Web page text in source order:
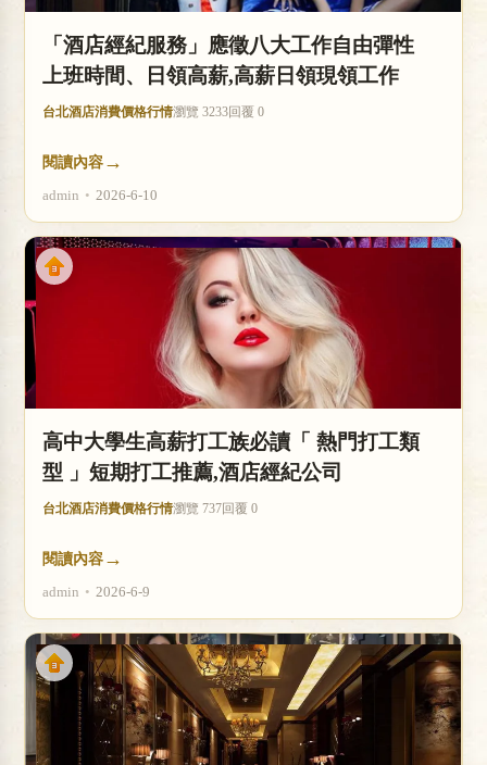
「酒店經紀服務」應徵八大工作自由彈性
上班時間、日領高薪,高薪日領現領工作
台北酒店消費價格行情瀏覽 3233回覆 0
閱讀內容 →
admin • 2026-6-10
高中大學生高薪打工族必讀「 熱門打工類
型 」短期打工推薦,酒店經紀公司
台北酒店消費價格行情瀏覽 737回覆 0
閱讀內容 →
admin • 2026-6-9